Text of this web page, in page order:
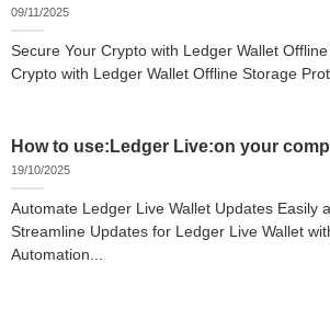
09/11/2025
Secure Your Crypto with Ledger Wallet
Crypto with Ledger Wallet Offline Storage
How to use:Ledger Live:on your
19/10/2025
Automate Ledger Live Wallet Updates Easily
Streamline Updates for Ledger Live Wallet
Automation...